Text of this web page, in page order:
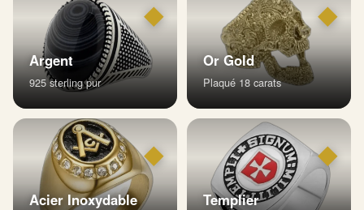
◆
Argent
925 sterling pur
◆
Or Gold
Plaqué 18 carats
◆
Acier Inoxydable
◆
Templier